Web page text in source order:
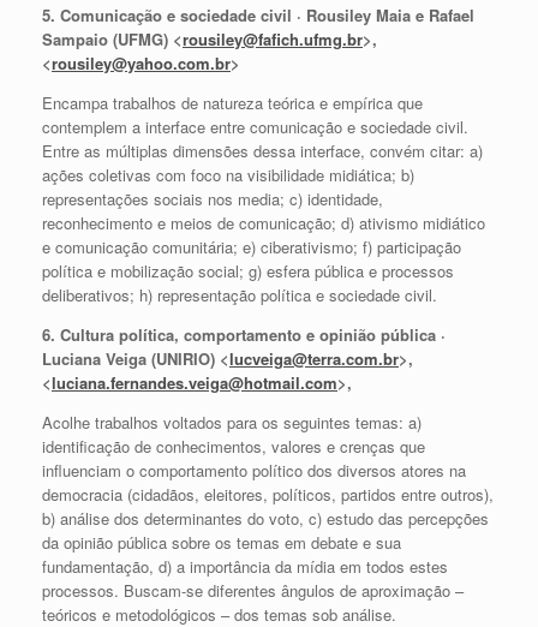
5. Comunicação e sociedade civil · Rousiley Maia e Rafael
Sampaio (UFMG) <rousiley@fafich.ufmg.br>,
<rousiley@yahoo.com.br>
Encampa trabalhos de natureza teórica e empírica que
contemplem a interface entre comunicação e sociedade civil.
Entre as múltiplas dimensões dessa interface, convém citar: a)
ações coletivas com foco na visibilidade midiática; b)
representações sociais nos media; c) identidade,
reconhecimento e meios de comunicação; d) ativismo midiático
e comunicação comunitária; e) ciberativismo; f) participação
política e mobilização social; g) esfera pública e processos
deliberativos; h) representação política e sociedade civil.
6. Cultura política, comportamento e opinião pública ·
Luciana Veiga (UNIRIO) <lucveiga@terra.com.br>,
<luciana.fernandes.veiga@hotmail.com>,
Acolhe trabalhos voltados para os seguintes temas: a)
identificação de conhecimentos, valores e crenças que
influenciam o comportamento político dos diversos atores na
democracia (cidadãos, eleitores, políticos, partidos entre outros),
b) análise dos determinantes do voto, c) estudo das percepções
da opinião pública sobre os temas em debate e sua
fundamentação, d) a importância da mídia em todos estes
processos. Buscam-se diferentes ângulos de aproximação –
teóricos e metodológicos – dos temas sob análise.